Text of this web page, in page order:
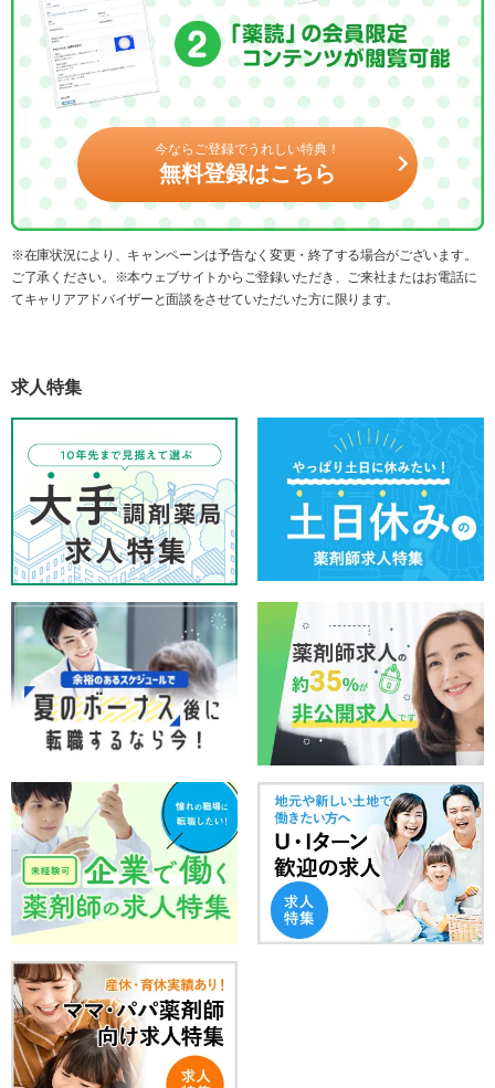
今ならご登録でうれしい特典！
無料登録はこちら
※在庫状況により、キャンペーンは予告なく変更・終了する場合がございます。
ご了承ください。※本ウェブサイトからご登録いただき、ご来社またはお電話に
てキャリアアドバイザーと面談をさせていただいた方に限ります。
求人特集